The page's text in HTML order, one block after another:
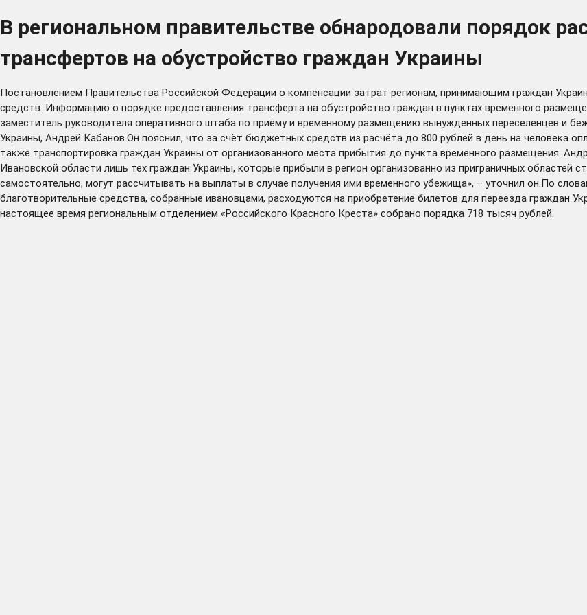
В региональном правительстве обнародовали порядок
трансфертов на обустройство граждан Украины
Постановлением Правительства Российской Федерации о компенсации затрат регионам, принимающим граждан
средств. Информацию о порядке предоставления трансферта на обустройство граждан в пунктах временного
заместитель руководителя оперативного штаба по приёму и временному размещению вынужденных переселенцев и
Украины, Андрей Кабанов.Он пояснил, что за счёт бюджетных средств из расчёта до 800 рублей в день на человека
также транспортировка граждан Украины от организованного места прибытия до пункта временного размещения.
Ивановской области лишь тех граждан Украины, которые прибыли в регион организованно из приграничных областей
самостоятельно, могут рассчитывать на выплаты в случае получения ими временного убежища», – уточнил он.По
благотворительные средства, собранные ивановцами, расходуются на приобретение билетов для переезда граждан
настоящее время региональным отделением «Российского Красного Креста» собрано порядка 718 тысяч рублей.